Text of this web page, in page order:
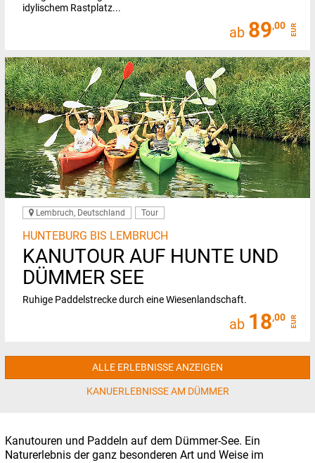
idylischem Rastplatz...
ab 89,00 EUR
Lembruch, Deutschland Tour
HUNTEBURG BIS LEMBRUCH
KANUTOUR AUF HUNTE UND
DÜMMER SEE
Ruhige Paddelstrecke durch eine Wiesenlandschaft.
ab 18,00 EUR
ALLE ERLEBNISSE ANZEIGEN
KANUERLEBNISSE AM DÜMMER
Kanutouren und Paddeln auf dem Dümmer-See. Ein
Naturerlebnis der ganz besonderen Art und Weise im